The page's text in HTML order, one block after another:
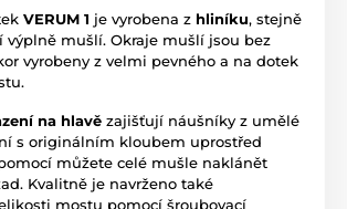
VERUM 1 je vyrobena z hliníku, stejně
výplně mušlí. Okraje mušlí jsou bez
vyrobeny z velmi pevného a na dotek
na hlavě zajišťují náušníky z umělé
s originálním kloubem uprostřed
můžete celé mušle naklánět
Kvalitně je navrženo také
mostu pomocí šroubovací